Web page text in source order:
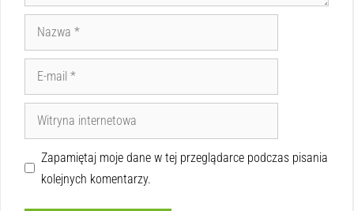
Zapamiętaj moje dane w tej przeglądarce podczas pisania
kolejnych komentarzy.